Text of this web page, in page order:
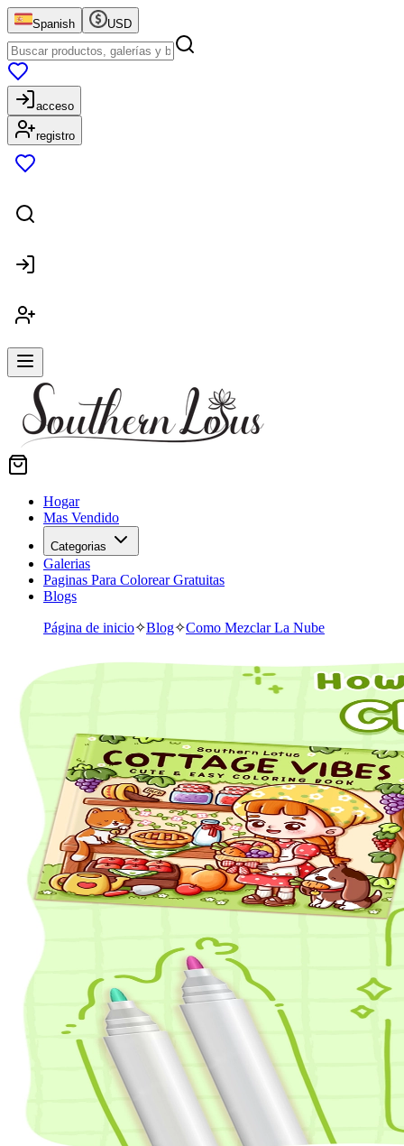
Spanish USD
acceso
registro
Hogar
Mas Vendido
Categorias
Galerias
Paginas Para Colorear Gratuitas
Blogs
Página de inicio✧Blog✧Como Mezclar La Nube